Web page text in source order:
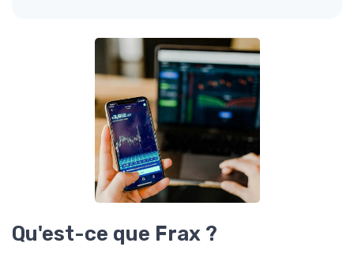
Qu'est-ce que Frax ?